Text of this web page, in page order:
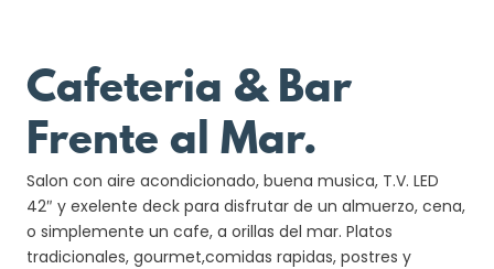
Cafeteria & Bar
Frente al Mar.
Salon con aire acondicionado, buena musica, T.V. LED
42″ y exelente deck para disfrutar de un almuerzo, cena,
o simplemente un cafe, a orillas del mar. Platos
tradicionales, gourmet,comidas rapidas, postres y